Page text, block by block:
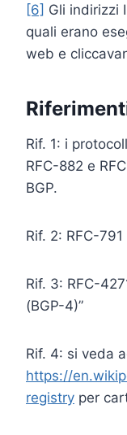
[6] Gli indirizzi
quali erano
web e
Rif. 1: i
RFC-882 e
BGP.
Rif. 2: RFC-791
Rif. 3: RFC-
(BGP-4)”
Rif. 4: si veda
https://
registry per